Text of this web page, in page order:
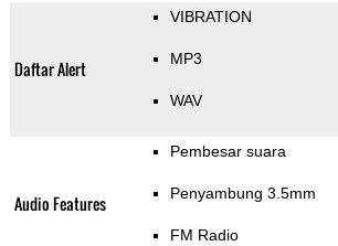
Daftar Alert
VIBRATION
MP3
WAV
Audio Features
Pembesar suara
Penyambung 3.5mm
FM Radio